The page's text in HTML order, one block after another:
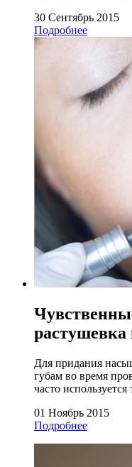
30 Сентябрь 2015
Подробнее
растушевка
Для придания
губам во время
часто
01 Ноябрь 2015
Подробнее